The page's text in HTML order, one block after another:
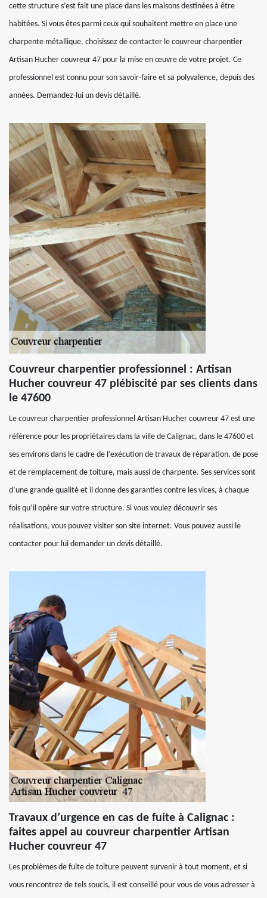
cette structure s’est fait une place dans les maisons destinées à être
habitées. Si vous êtes parmi ceux qui souhaitent mettre en place une
charpente métallique, choisissez de contacter le couvreur charpentier
Artisan Hucher couvreur 47 pour la mise en œuvre de votre projet. Ce
professionnel est connu pour son savoir-faire et sa polyvalence, depuis des
années. Demandez-lui un devis détaillé.
Couvreur charpentier professionnel : Artisan
Hucher couvreur 47 plébiscité par ses clients dans
le 47600
Le couvreur charpentier professionnel Artisan Hucher couvreur 47 est une
référence pour les propriétaires dans la ville de Calignac, dans le 47600 et
ses environs dans le cadre de l’exécution de travaux de réparation, de pose
et de remplacement de toiture, mais aussi de charpente. Ses services sont
d’une grande qualité et il donne des garanties contre les vices, à chaque
fois qu’il opère sur votre structure. Si vous voulez découvrir ses
réalisations, vous pouvez visiter son site internet. Vous pouvez aussi le
contacter pour lui demander un devis détaillé.
Travaux d’urgence en cas de fuite à Calignac :
faites appel au couvreur charpentier Artisan
Hucher couvreur 47
Les problèmes de fuite de toiture peuvent survenir à tout moment, et si
vous rencontrez de tels soucis, il est conseillé pour vous de vous adresser à